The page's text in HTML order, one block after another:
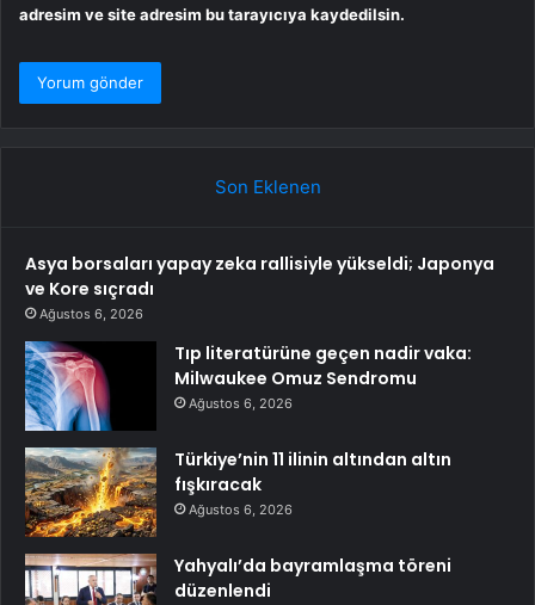
adresim ve site adresim bu tarayıcıya kaydedilsin.
Son Eklenen
Asya borsaları yapay zeka rallisiyle yükseldi; Japonya
ve Kore sıçradı
Ağustos 6, 2026
Tıp literatürüne geçen nadir vaka:
Milwaukee Omuz Sendromu
Ağustos 6, 2026
Türkiye’nin 11 ilinin altından altın
fışkıracak
Ağustos 6, 2026
Yahyalı’da bayramlaşma töreni
düzenlendi